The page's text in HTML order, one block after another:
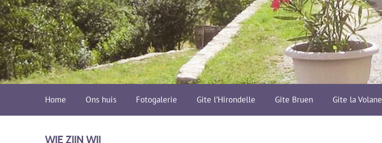
WIE ZIJN WIJ
Home Ons huis Fotogalerie Gite l’Hirondelle Gite Bruen Gite la Volane